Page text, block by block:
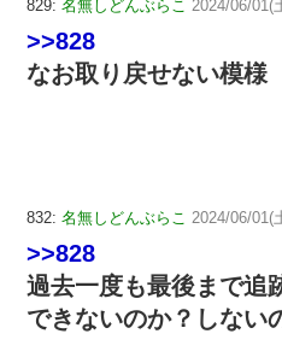
829: 名無しどんぶらこ 2024/06/01(
>>828
なお取り戻せない模様
832: 名無しどんぶらこ 2024/06/01(
>>828
過去一度も最後まで追
できないのか？しない